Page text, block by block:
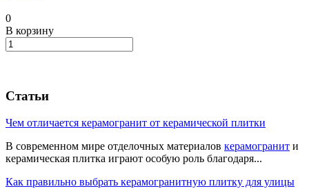
0
В корзину
Статьи
Чем отличается керамогранит от керамической плитки
В современном мире отделочных материалов керамогранит и
керамическая плитка играют особую роль благодаря...
Как правильно выбрать керамогранитную плитку для улицы